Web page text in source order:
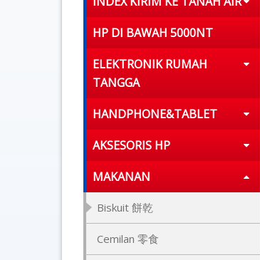
HP DI BAWAH 5000NT
ELEKTRONIK RUMAH
TANGGA
HANDPHONE&TABLET
AKSESORIS HP
MAKANAN
Biskuit 餅乾
Cemilan 零食